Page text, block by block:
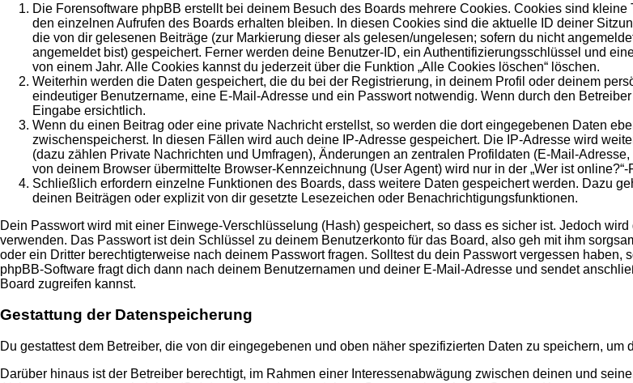
Die Forensoftware phpBB erstellt bei deinem Besuch des Boards mehrere Cookies. Cookies sind
den einzelnen Aufrufen des Boards erhalten bleiben. In diesen Cookies sind die aktuelle ID deiner
die von dir gelesenen Beiträge (zur Markierung dieser als gelesen/ungelesen; sofern du nicht
angemeldet bist) gespeichert. Ferner werden deine Benutzer-ID, ein Authentifizierungsschlüssel und
von einem Jahr. Alle Cookies kannst du jederzeit über die Funktion „Alle Cookies löschen“ löschen.
Weiterhin werden die Daten gespeichert, die du bei der Registrierung, in deinem Profil oder deinem
eindeutiger Benutzername, eine E-Mail-Adresse und ein Passwort notwendig. Wenn durch den
Eingabe ersichtlich.
Wenn du einen Beitrag oder eine private Nachricht erstellst, so werden die dort eingegebenen Daten
zwischenspeicherst. In diesen Fällen wird auch deine IP-Adresse gespeichert. Die IP-Adresse wird
(dazu zählen Private Nachrichten und Umfragen), Änderungen an zentralen Profildaten (E-Mail-
von deinem Browser übermittelte Browser-Kennzeichnung (User Agent) wird nur in der „Wer ist
Schließlich erfordern einzelne Funktionen des Boards, dass weitere Daten gespeichert werden. Dazu
deinen Beiträgen oder explizit von dir gesetzte Lesezeichen oder Benachrichtigungsfunktionen.
Dein Passwort wird mit einer Einwege-Verschlüsselung (Hash) gespeichert, so dass es sicher ist. Jedoch
verwenden. Das Passwort ist dein Schlüssel zu deinem Benutzerkonto für das Board, also geh mit ihm
oder ein Dritter berechtigterweise nach deinem Passwort fragen. Solltest du dein Passwort vergessen haben,
phpBB-Software fragt dich dann nach deinem Benutzernamen und deiner E-Mail-Adresse und sendet
Board zugreifen kannst.
Gestattung der Datenspeicherung
Du gestattest dem Betreiber, die von dir eingegebenen und oben näher spezifizierten Daten zu speichern, um
Darüber hinaus ist der Betreiber berechtigt, im Rahmen einer Interessenabwägung zwischen deinen und